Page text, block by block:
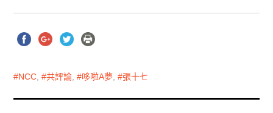
NCC , 共評論 , 哆啦A夢 , 張十七